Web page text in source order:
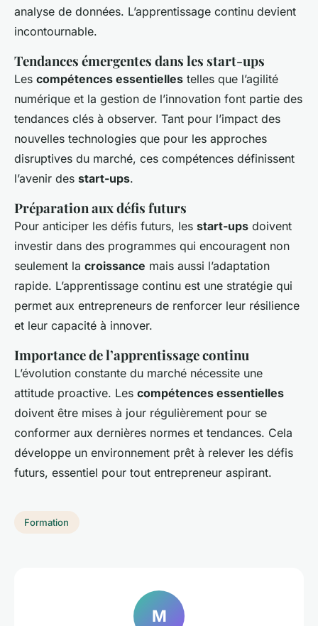
analyse de données. L’apprentissage continu devient
incontournable.
Tendances émergentes dans les start-ups
Les compétences essentielles telles que l’agilité
numérique et la gestion de l’innovation font partie des
tendances clés à observer. Tant pour l’impact des
nouvelles technologies que pour les approches
disruptives du marché, ces compétences définissent
l’avenir des start-ups.
Préparation aux défis futurs
Pour anticiper les défis futurs, les start-ups doivent
investir dans des programmes qui encouragent non
seulement la croissance mais aussi l’adaptation
rapide. L’apprentissage continu est une stratégie qui
permet aux entrepreneurs de renforcer leur résilience
et leur capacité à innover.
Importance de l’apprentissage continu
L’évolution constante du marché nécessite une
attitude proactive. Les compétences essentielles
doivent être mises à jour régulièrement pour se
conformer aux dernières normes et tendances. Cela
développe un environnement prêt à relever les défis
futurs, essentiel pour tout entrepreneur aspirant.
Formation
M